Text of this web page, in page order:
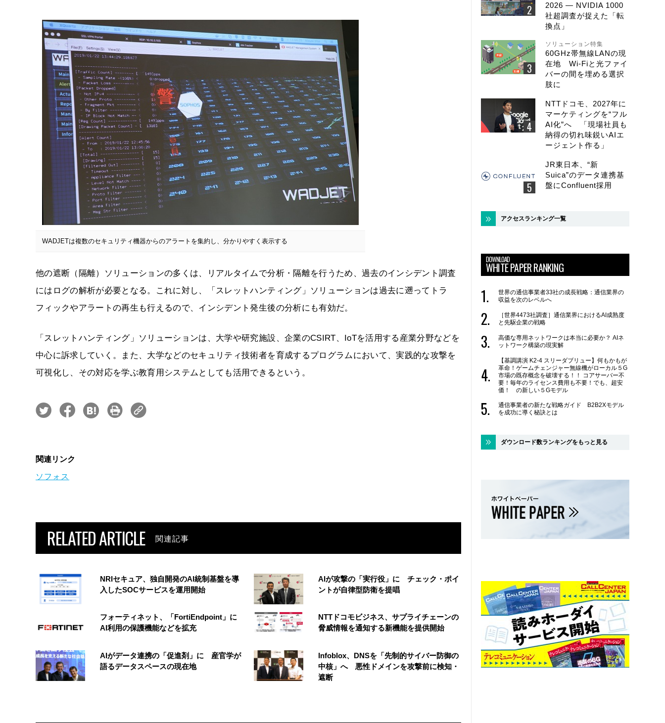
WADJETは複数のセキュリティ機器からのアラートを集約し、分かりやすく表示する
他の遮断（隔離）ソリューションの多くは、リアルタイムで分析・隔離を行うため、過去のインシデント調査
にはログの解析が必要となる。これに対し、「スレットハンティング」ソリューションは過去に遡ってトラ
フィックやアラートの再生も行えるので、インシデント発生後の分析にも有効だ。
「スレットハンティング」ソリューションは、大学や研究施設、企業のCSIRT、IoTを活用する産業分野などを
中心に訴求していく。また、大学などのセキュリティ技術者を育成するプログラムにおいて、実践的な攻撃を
可視化し、その対応を学ぶ教育用システムとしても活用できるという。
関連リンク
ソフォス
RELATED ARTICLE 関連記事
NRIセキュア、独自開発のAI統制基盤を導
入したSOCサービスを運用開始
AIが攻撃の「実行役」に チェック・ポイ
ントが自律型防衛を提唱
フォーティネット、「FortiEndpoint」に
AI利用の保護機能などを拡充
NTTドコモビジネス、サプライチェーンの
脅威情報を通知する新機能を提供開始
AIがデータ連携の「促進剤」に 産官学が
語るデータスペースの現在地
Infoblox、DNSを「先制的サイバー防御の
中核」へ 悪性ドメインを攻撃前に検知・
遮断
2026 ― NVIDIA 1000
社超調査が捉えた「転
換点」
ソリューション特集
60GHz帯無線LANの現
在地 Wi-Fiと光ファイ
バーの間を埋める選択
肢に
NTTドコモ、2027年に
マーケティングを“フル
AI化”へ 「現場社員も
納得の切れ味鋭いAIエ
ージェント作る」
JR東日本、“新
Suica”のデータ連携基
盤にConfluent採用
アクセスランキング一覧
DOWNLOAD
WHITE PAPER RANKING
世界の通信事業者33社の成長戦略：通信業界の
収益を次のレベルへ
［世界4473社調査］通信業界におけるAI成熟度
と先駆企業の戦略
高価な専用ネットワークは本当に必要か？ AIネ
ットワーク構築の現実解
【基調講演 K2-4 スリーダブリュー】何もかもが
革命！ゲームチェンジャー無線機がローカル５G
市場の既存概念を破壊する！！ コアサーバー不
要！毎年のライセンス費用も不要！でも、超安
価！ の新しい５Gモデル
通信事業者の新たな戦略ガイド B2B2Xモデル
を成功に導く秘訣とは
ダウンロード数ランキングをもっと見る